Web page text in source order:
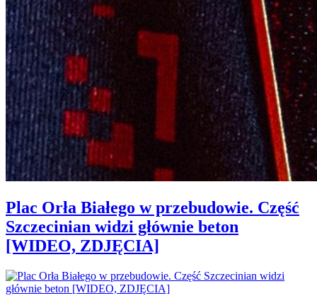
Plac Orła Białego w przebudowie. Część
Szczecinian widzi głównie beton
[WIDEO, ZDJĘCIA]